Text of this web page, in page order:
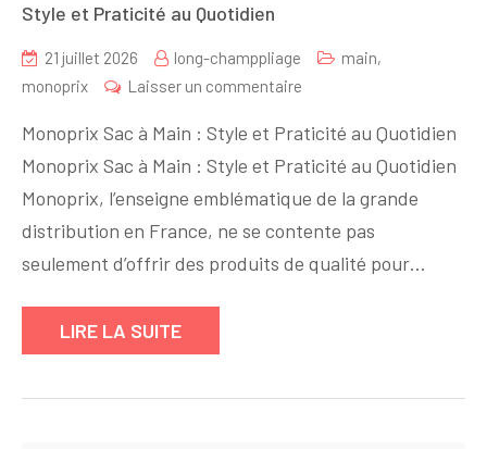
Style et Praticité au Quotidien
21 juillet 2026 long-champpliage main,
monoprix
Laisser un commentaire
la
Collection
de
Sacs
et
Monoprix Sac à Main : Style et Praticité au Quotidien
Monoprix Sac à Main : Style et Praticité au Quotidien
Monoprix, l’enseigne emblématique de la grande
distribution en France, ne se contente pas
seulement d’offrir des produits de qualité pour…
LIRE LA SUITE